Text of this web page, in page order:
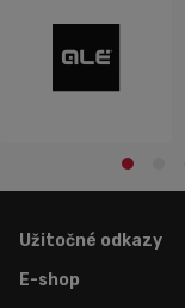
Užitočné odkazy
E-shop